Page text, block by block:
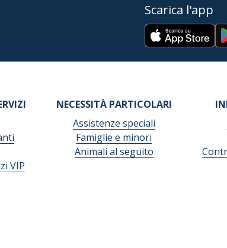
Scarica l'app
VIP
NECESSITÀ PARTICOLARI
Assistenze speciali
Famiglie e minori
Animali al seguito